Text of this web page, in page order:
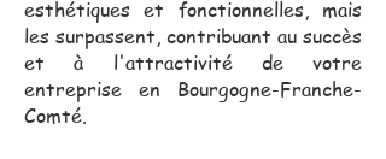
esthétiques et fonctionnelles, mais
les surpassent, contribuant au succès
et à l'attractivité de votre
entreprise en Bourgogne-Franche-
Comté.